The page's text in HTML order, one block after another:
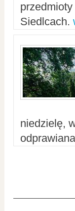
Siedlcach.
niedzielę,